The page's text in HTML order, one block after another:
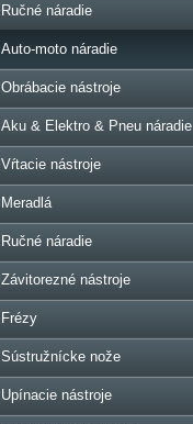
Ručné náradie
Auto-moto náradie
Obrábacie nástroje
Aku & Elektro & Pneu náradie
Vŕtacie nástroje
Meradlá
Ručné náradie
Závitorezné nástroje
Frézy
Sústružnícke nože
Upínacie nástroje